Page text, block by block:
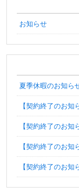
お知らせ
夏季休暇のお知ら
【契約終了のお
【契約終了のお
【契約終了のお
【契約終了のお